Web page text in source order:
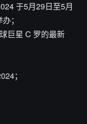
于5月29日至5月
；
巨星 C 罗的最新
；